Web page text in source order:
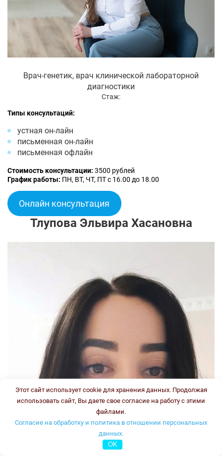
Врач-генетик, врач клинической лабораторной
диагностики
Стаж:
Типы консультаций:
устная он-лайн
письменная он-лайн
письменная офлайн
Стоимость консультации: 3500 рублей
График работы: ПН, ВТ, ЧТ, ПТ с 16.00 до 18.00
Онлайн консультация
Тлупова Эльвира Хасановна
Этот сайт использует cookie для хранения данных. Продолжая
использовать сайт, Вы даете свое согласие на работу с этими
файлами.
Согласие на обработку и политика в отношении персональных
данных.
OK